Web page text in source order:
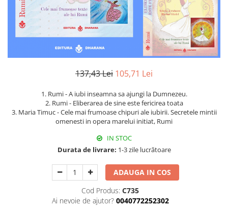
Psihologie
Sanatate
Sociologie
137,43 Lei 105,71 Lei
1. Rumi - A iubi inseamna sa ajungi la Dumnezeu.
2. Rumi - Eliberarea de sine este fericirea toata
3. Maria Timuc - Cele mai frumoase chipuri ale iubirii. Secretele mintii
omenesti in opera marelui initiat, Rumi
IN STOC
Durata de livrare: 1-3 zile lucrătoare
ADAUGA IN COS
Cod Produs: C735
Ai nevoie de ajutor? 0040772252302